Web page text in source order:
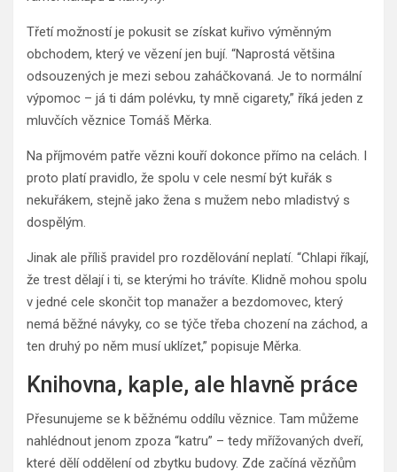
Třetí možností je pokusit se získat kuřivo výměnným
obchodem, který ve vězení jen bují. “Naprostá většina
odsouzených je mezi sebou zaháčkovaná. Je to normální
výpomoc – já ti dám polévku, ty mně cigarety,” říká jeden z
mluvčích věznice Tomáš Měrka.
Na příjmovém patře vězni kouří dokonce přímo na celách. I
proto platí pravidlo, že spolu v cele nesmí být kuřák s
nekuřákem, stejně jako žena s mužem nebo mladistvý s
dospělým.
Jinak ale příliš pravidel pro rozdělování neplatí. “Chlapi říkají,
že trest dělají i ti, se kterými ho trávíte. Klidně mohou spolu
v jedné cele skončit top manažer a bezdomovec, který
nemá běžné návyky, co se týče třeba chození na záchod, a
ten druhý po něm musí uklízet,” popisuje Měrka.
Knihovna, kaple, ale hlavně práce
Přesunujeme se k běžnému oddílu věznice. Tam můžeme
nahlédnout jenom zpoza “katru” – tedy mřížovaných dveří,
které dělí oddělení od zbytku budovy. Zde začíná vězňům